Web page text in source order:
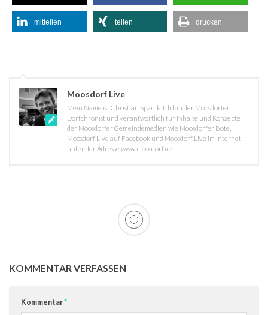
mitteilen teilen drucken
Moosdorf Live
Mein Name ist Christian Spanik. Ich bin der Moosdorfer
Dorfchronist und verantwortlich für Inhalte und Konzepte
der Moosdorfer Gemeindemedien wie Moosdorfer Bote,
Moosdorf Live auf Facebook und Moosdorf Live im Internet
unter der Adresse www.moosdorf.net
KOMMENTAR VERFASSEN
Kommentar*